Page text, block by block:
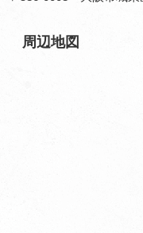
周辺地図